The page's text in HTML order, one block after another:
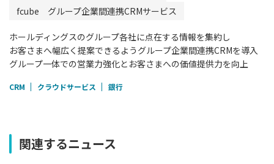
fcube グループ企業間連携CRMサービス
ホールディングスのグループ各社に点在する情報を集約し
お客さまへ幅広く提案できるようグループ企業間連携CRMを導入
グループ一体での営業力強化とお客さまへの価値提供力を向上
CRM クラウドサービス 銀行
関連するニュース